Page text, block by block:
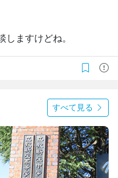
しますけどね。
すべて見る